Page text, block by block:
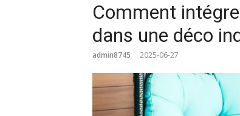
Comment
dans une déco
admin8745 2025-06-27